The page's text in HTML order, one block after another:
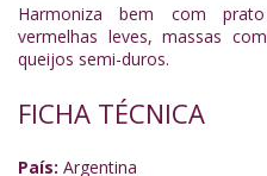
Harmoniza bem com
vermelhas leves, massas
queijos semi-duros.
FICHA TÉCNICA
País: Argentina